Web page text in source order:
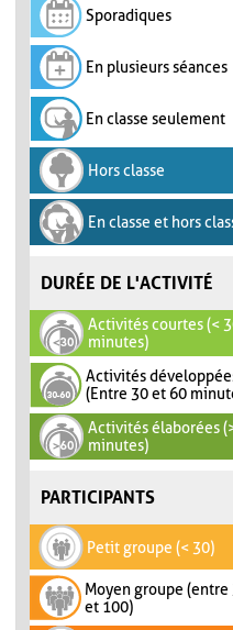
Sporadiques
En plusieurs séances
En classe seulement
Hors classe
En classe et hors
DURÉE DE L'ACTIVITÉ
Activités courtes (<
minutes)
Activités
(Entre 30 et 60
Activités élaborées
minutes)
PARTICIPANTS
Petit groupe (< 30)
Moyen groupe (entre
et 100)